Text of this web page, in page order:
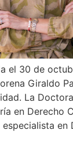
el 30 de
Giraldo
La
en Derecho
en